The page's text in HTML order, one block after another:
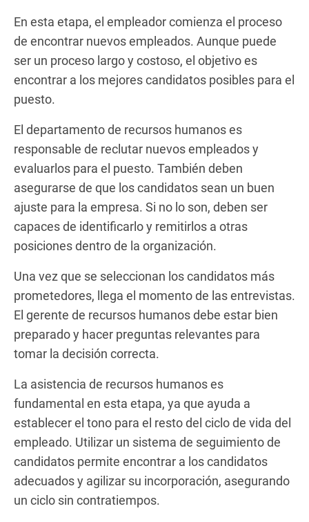
En esta etapa, el empleador comienza el proceso
de encontrar nuevos empleados. Aunque puede
ser un proceso largo y costoso, el objetivo es
encontrar a los mejores candidatos posibles para el
puesto.
El departamento de recursos humanos es
responsable de reclutar nuevos empleados y
evaluarlos para el puesto. También deben
asegurarse de que los candidatos sean un buen
ajuste para la empresa. Si no lo son, deben ser
capaces de identificarlo y remitirlos a otras
posiciones dentro de la organización.
Una vez que se seleccionan los candidatos más
prometedores, llega el momento de las entrevistas.
El gerente de recursos humanos debe estar bien
preparado y hacer preguntas relevantes para
tomar la decisión correcta.
La asistencia de recursos humanos es
fundamental en esta etapa, ya que ayuda a
establecer el tono para el resto del ciclo de vida del
empleado. Utilizar un sistema de seguimiento de
candidatos permite encontrar a los candidatos
adecuados y agilizar su incorporación, asegurando
un ciclo sin contratiempos.